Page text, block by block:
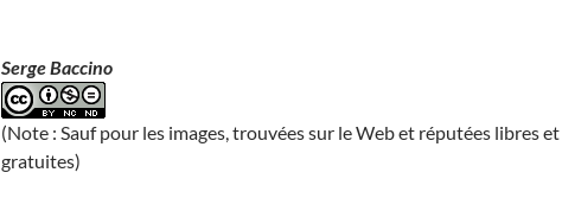
Serge Baccino
(Note : Sauf pour les images, trouvées sur le Web et réputées libres et
gratuites)